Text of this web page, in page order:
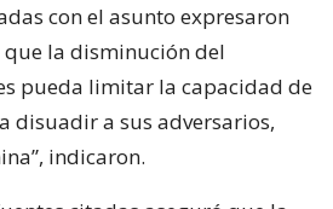
con el asunto expresaron
la disminución del
pueda limitar la capacidad de
disuadir a sus adversarios,
indicaron.